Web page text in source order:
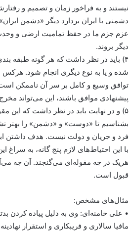
نیستند و به فراخور زمان و تصمیم و
دشمنی با ایران بردارد دیگر «دشمن
عزم جزم ما در حفظ تمامیت ارضی و وحدت
دیگر بروند.
۴) باید در نظر داشت که هر گونه طبقه
شده و یا به نوع دیگری انجام شود. هرکس
توافق وسیع و کامل بر سر آن ناممکن
پیشنهادی موافق باشند، این می‌تواند
۵) و در نهایت باید در نظر داشت که این
بشناسیم تا «دوست» و «دشمن» را بهتر
فرد و جریان و دولت نیست. هدف داشتن
با این احتیاط‌های لازم پنج گانه، به سراغ
هریک در چه مقوله‌ای می‌گنجند. آن چه
قبول است.
مثال‌های مشخص:
• علی خامنه‌ای: وی به دلیل پیاده کردن
مافیا سالاری و فریبکاری و استقرار